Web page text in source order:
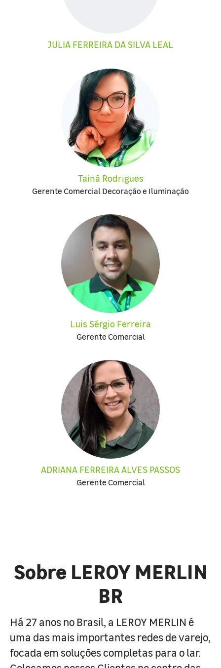
JULIA FERREIRA DA SILVA LEAL
Tainã Rodrigues
Gerente Comercial Decoração e Iluminação
Luis Sérgio Ferreira
Gerente Comercial
ADRIANA FERREIRA ALVES PASSOS
Gerente Comercial
Sobre LEROY MERLIN
BR
Há 27 anos no Brasil, a LEROY MERLIN é
uma das mais importantes redes de varejo,
focada em soluções completas para o lar.